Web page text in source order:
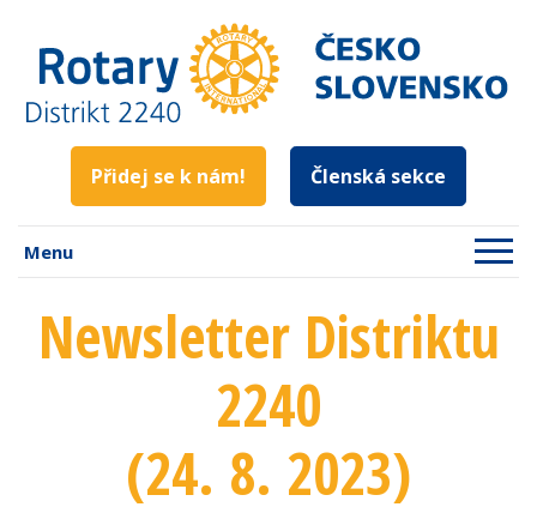
Přidej se k nám! Členská sekce
Menu
Newsletter Distriktu
2240
(24. 8. 2023)